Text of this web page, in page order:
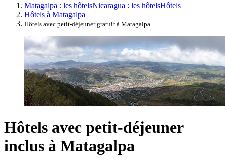
Matagalpa : les hôtelsNicaragua : les hôtelsHôtels
Hôtels à Matagalpa
Hôtels avec petit-déjeuner gratuit à Matagalpa
Hôtels avec petit-déjeuner
inclus à Matagalpa